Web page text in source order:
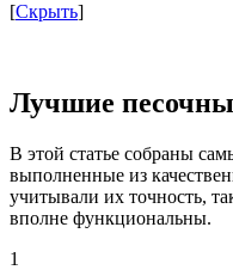
[Скрыть]
Лучшие
В этой статье собраны
выполненные из
учитывали их точность,
вполне функциональны.
1